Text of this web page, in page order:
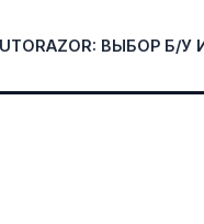
ВЫБОР Б/